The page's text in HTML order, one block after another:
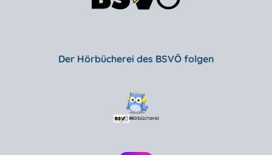
Der Hörbücherei des BSVÖ folgen